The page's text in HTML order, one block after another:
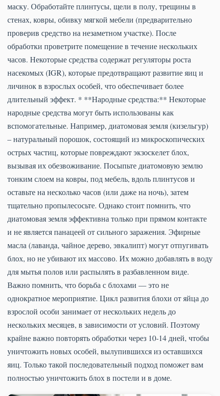
маску. Обработайте плинтусы, щели в полу, трещины в
стенах, ковры, обивку мягкой мебели (предварительно
проверив средство на незаметном участке). После
обработки проветрите помещение в течение нескольких
часов. Некоторые средства содержат регуляторы роста
насекомых (IGR), которые предотвращают развитие яиц и
личинок в взрослых особей, что обеспечивает более
длительный эффект. * **Народные средства:** Некоторые
народные средства могут быть использованы как
вспомогательные. Например, диатомовая земля (кизельгур)
– натуральный порошок, состоящий из микроскопических
острых частиц, которые повреждают экзоскелет блох,
вызывая их обезвоживание. Посыпьте диатомовую землю
тонким слоем на ковры, под мебель, вдоль плинтусов и
оставьте на несколько часов (или даже на ночь), затем
тщательно пропылесосьте. Однако стоит помнить, что
диатомовая земля эффективна только при прямом контакте
и не является панацеей от сильного заражения. Эфирные
масла (лаванда, чайное дерево, эвкалипт) могут отпугивать
блох, но не убивают их массово. Их можно добавлять в воду
для мытья полов или распылять в разбавленном виде.
Важно помнить, что борьба с блохами — это не
однократное мероприятие. Цикл развития блохи от яйца до
взрослой особи занимает от нескольких недель до
нескольких месяцев, в зависимости от условий. Поэтому
крайне важно повторять обработки через 10-14 дней, чтобы
уничтожить новых особей, вылупившихся из оставшихся
яиц. Только такой последовательный подход поможет вам
полностью уничтожить блох в постели и в доме.